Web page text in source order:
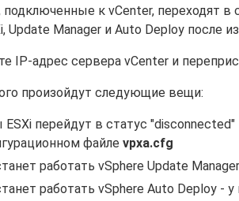
подключенные к vCenter, переходят
Update Manager и Auto Deploy после
IP-адрес сервера vCenter и
произойдут следующие вещи:
перейдут в статус
файле vpxa.cfg
работать vSphere Update
работать vSphere Auto Deploy -